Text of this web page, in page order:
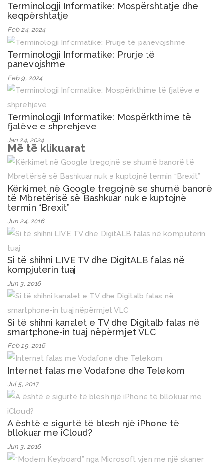
Terminologji Informatike: Mospërshtatje dhe
keqpërshtatje
Feb 24, 2024
Terminologji Informatike: Prurje të
panevojshme
Feb 9, 2024
Terminologji Informatike: Mospërkthime të
fjalëve e shprehjeve
Jan 24, 2024
Më të klikuarat
Kërkimet në Google tregojnë se shumë banorë
të Mbretërisë së Bashkuar nuk e kuptojnë
termin “Brexit”
Jun 24, 2016
Si të shihni LIVE TV dhe DigitALB falas në
kompjuterin tuaj
Jun 3, 2016
Si të shihni kanalet e TV dhe Digitalb falas në
smartphone-in tuaj nëpërmjet VLC
Feb 19, 2016
Internet falas me Vodafone dhe Telekom
Jul 5, 2017
A është e sigurtë të blesh një iPhone të
bllokuar me iCloud?
Jun 3, 2016